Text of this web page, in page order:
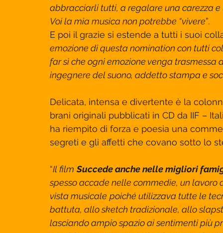
abbracciarli tutti, a regalare una carezza
Voi la mia musica non potrebbe “vivere”.
E poi il grazie si estende a tutti i suoi
emozione di questa nomination con tutti
far sì che ogni emozione venga
ingegnere del suono, addetto stampa e
Delicata, intensa e divertente è la
brani originali pubblicati in CD da IIF –
ha riempito di forza e poesia una
segreti e gli affetti che covano sotto lo
“Il film Succede anche nelle migliori
spesso accade nelle commedie, un
vista musicale poiché utilizzava tutte le
battuta, allo sketch tradizionale, allo
lasciando ampio spazio ai sentimenti più